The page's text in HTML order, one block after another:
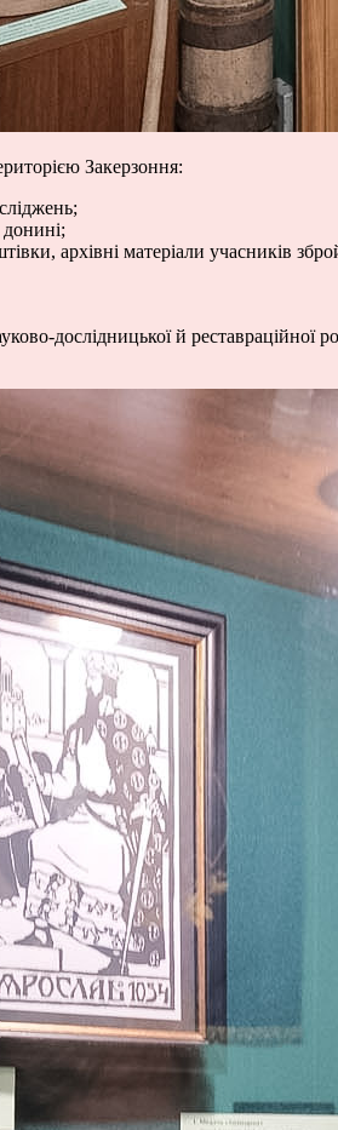
Закерзоння:
архівні матеріали учасників
дослідницької й реставраційної